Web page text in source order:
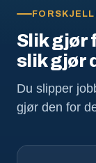
Slik gjør
slik gjør
Du slipper
gjør den for